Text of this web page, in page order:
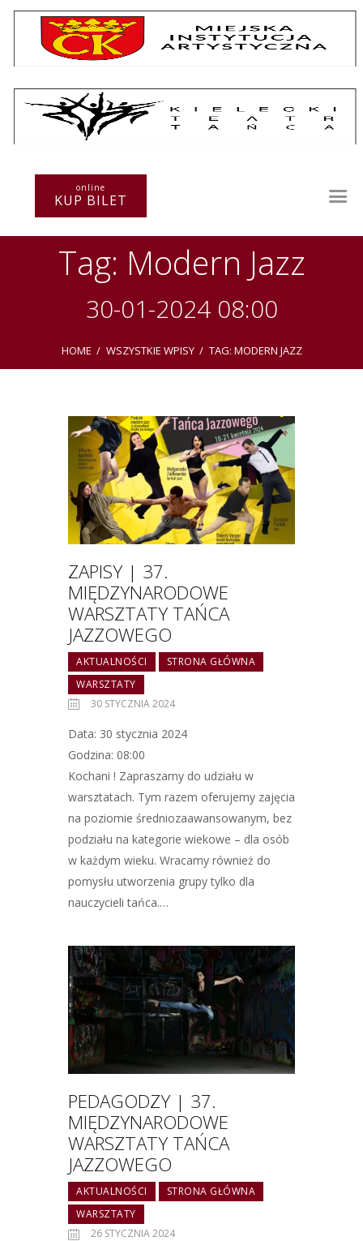
online
KUP BILET
Tag: Modern Jazz
30-01-2024 08:00
HOME WSZYSTKIE WPISY TAG: MODERN JAZZ
Repertuar
Warsztaty
Kurs instruktorski
Sprawozdania
ZAPISY | 37.
MIĘDZYNARODOWE
WARSZTATY TAŃCA
JAZZOWEGO
AKTUALNOŚCI
STRONA GŁÓWNA
WARSZTATY
30 STYCZNIA 2024
Data: 30 stycznia 2024
Godzina: 08:00
Kochani ! Zapraszamy do udziału w
warsztatach. Tym razem oferujemy zajęcia
na poziomie średniozaawansowanym, bez
podziału na kategorie wiekowe – dla osób
w każdym wieku. Wracamy również do
pomysłu utworzenia grupy tylko dla
nauczycieli tańca.…
PEDAGODZY | 37.
MIĘDZYNARODOWE
WARSZTATY TAŃCA
JAZZOWEGO
AKTUALNOŚCI
STRONA GŁÓWNA
WARSZTATY
26 STYCZNIA 2024